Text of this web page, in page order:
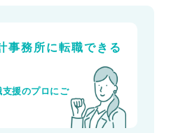
事務所に転職できる
援のプロにご